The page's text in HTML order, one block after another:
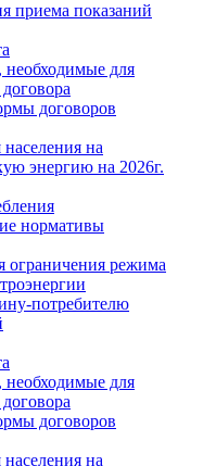
приема показаний
для
договоров
на
энергию на 2026г.
нормативы
ограничения режима
потребителю
для
договоров
на